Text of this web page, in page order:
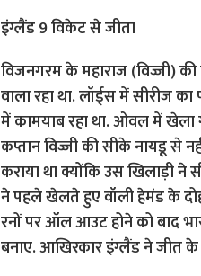
इंग्लैंड 9 विकेट से जीता
विजनगरम के महाराज (विज्जी)
वाला रहा था. लॉर्ड्स में सीरीज
में कामयाब रहा था. ओवल में खेला
कप्तान विज्जी की सीके नायडू से
कराया था क्योंकि उस खिलाड़ी ने
ने पहले खेलते हुए वॉली हेमंड के
रनों पर ऑल आउट होने को बाद
बनाए. आखिरकार इंग्लैंड ने जीत